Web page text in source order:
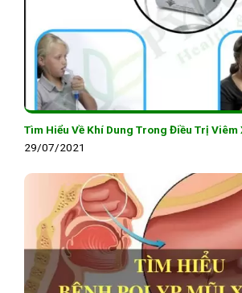
Tìm Hiểu Về Khí Dung Trong Điều Trị Viêm
29/07/2021